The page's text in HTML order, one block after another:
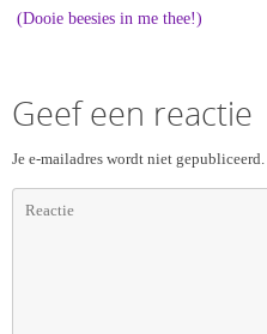
(Dooie beesies in me thee!)
Geef een reactie
Je e-mailadres wordt niet gepubliceerd.